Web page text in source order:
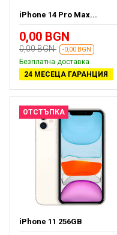
iPhone 14 Pro Max...
0,00 BGN
0,00 BGN -0,00 BGN
Безплатна доставка
24 МЕСЕЦА ГАРАНЦИЯ
ОТСТЪПКА
iPhone 11 256GB